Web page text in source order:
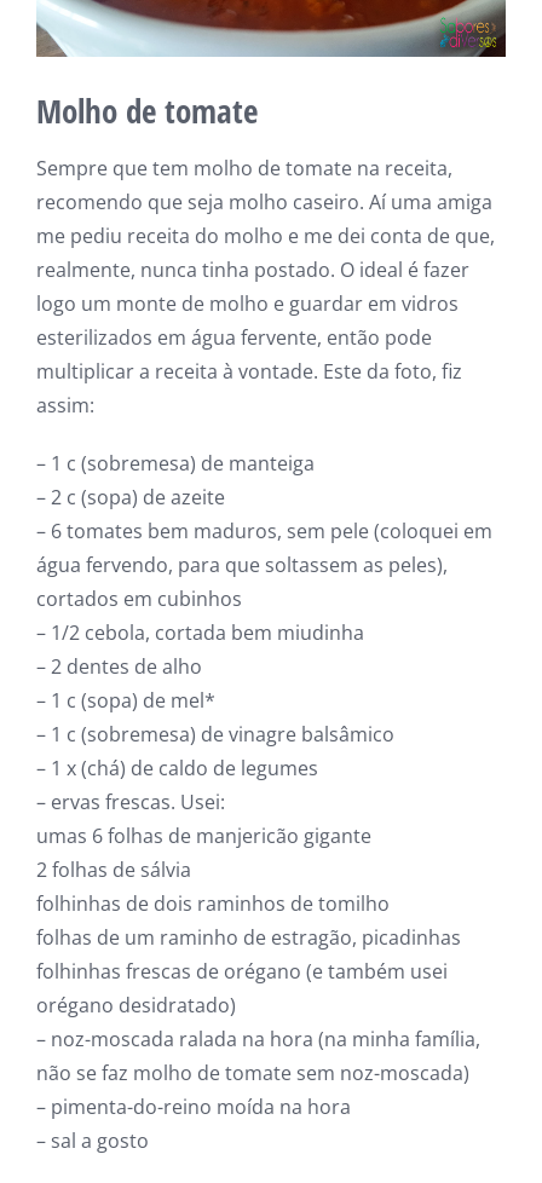
Molho de tomate
Sempre que tem molho de tomate na receita,
recomendo que seja molho caseiro. Aí uma amiga
me pediu receita do molho e me dei conta de que,
realmente, nunca tinha postado. O ideal é fazer
logo um monte de molho e guardar em vidros
esterilizados em água fervente, então pode
multiplicar a receita à vontade. Este da foto, fiz
assim:
– 1 c (sobremesa) de manteiga
– 2 c (sopa) de azeite
– 6 tomates bem maduros, sem pele (coloquei em
água fervendo, para que soltassem as peles),
cortados em cubinhos
– 1/2 cebola, cortada bem miudinha
– 2 dentes de alho
– 1 c (sopa) de mel*
– 1 c (sobremesa) de vinagre balsâmico
– 1 x (chá) de caldo de legumes
– ervas frescas. Usei:
umas 6 folhas de manjericão gigante
2 folhas de sálvia
folhinhas de dois raminhos de tomilho
folhas de um raminho de estragão, picadinhas
folhinhas frescas de orégano (e também usei
orégano desidratado)
– noz-moscada ralada na hora (na minha família,
não se faz molho de tomate sem noz-moscada)
– pimenta-do-reino moída na hora
– sal a gosto